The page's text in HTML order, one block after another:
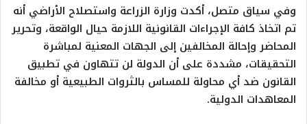
وفي سياق متصل، أكدت وزارة الزراعة واستصلاح الأراضي أنه
تم اتخاذ كافة الإجراءات القانونية اللازمة حيال الواقعة، وتحرير
المحاضر وإحالة المخالفين إلى الجهات المعنية لمباشرة
التحقيقات، مشددة على أن الدولة لن تتهاون في تطبيق
القانون ضد أي محاولة للمساس بالثروات الطبيعية أو مخالفة
المعاهدات الدولية.